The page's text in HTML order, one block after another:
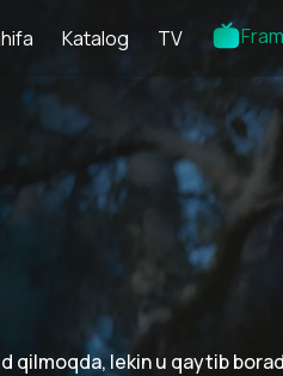
Katalog TV
lekin u qaytib